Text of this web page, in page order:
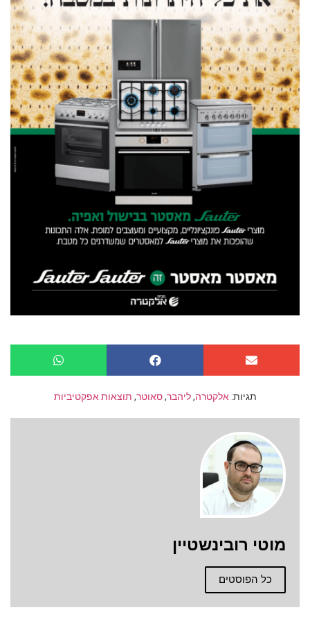
תגיות: אלקטרה,ליהבר,סאוטר, תוצאות אפקטיביות
מוטי רובינשטיין
כל הפוסטים